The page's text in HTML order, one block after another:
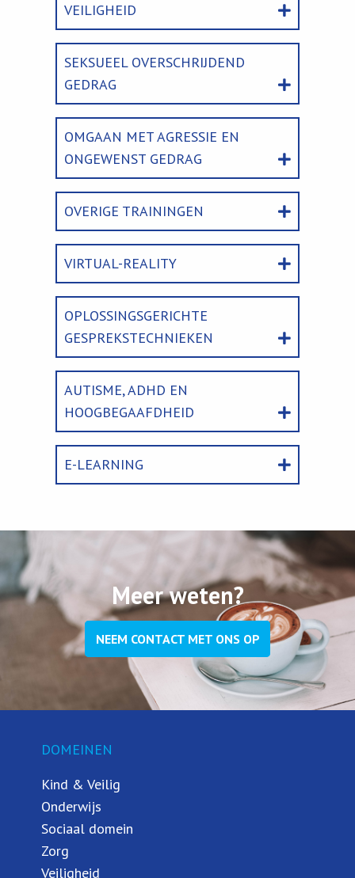
VEILIGHEID
SEKSUEEL OVERSCHRIJDEND
GEDRAG
OMGAAN MET AGRESSIE EN
ONGEWENST GEDRAG
OVERIGE TRAININGEN
VIRTUAL-REALITY
OPLOSSINGSGERICHTE
GESPREKSTECHNIEKEN
AUTISME, ADHD EN
HOOGBEGAAFDHEID
E-LEARNING
Meer weten?
NEEM CONTACT MET ONS OP
DOMEINEN
Kind & Veilig
Onderwijs
Sociaal domein
Zorg
Veiligheid